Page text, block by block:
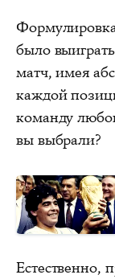
было
матч, имея
каждой
команду
вы выбрали?
Естественно,